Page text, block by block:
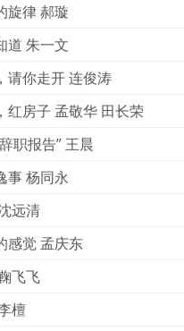
旋律 郝璇
道 朱一文
请你走开 连俊涛
红房子 孟敬华 田长荣
职报告” 王晨
事 杨同永
远清
感觉 孟庆东
飞飞
檀